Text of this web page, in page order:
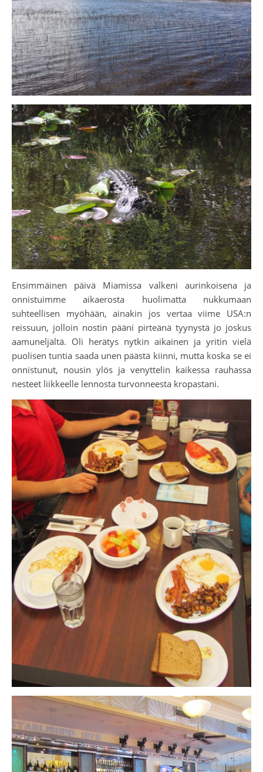
Ensimmäinen päivä Miamissa valkeni aurinkoisena ja
onnistuimme aikaerosta huolimatta nukkumaan
suhteellisen myöhään, ainakin jos vertaa viime USA:n
reissuun, jolloin nostin pääni pirteänä tyynystä jo joskus
aamuneljältä. Oli herätys nytkin aikainen ja yritin vielä
puolisen tuntia saada unen päästä kiinni, mutta koska se ei
onnistunut, nousin ylös ja venyttelin kaikessa rauhassa
nesteet liikkeelle lennosta turvonneesta kropastani.